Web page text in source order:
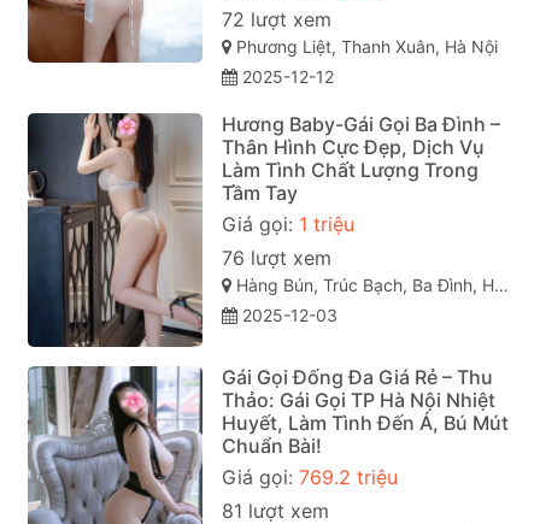
72 lượt xem
Phương Liệt, Thanh Xuân, Hà Nội
2025-12-12
Hương Baby-Gái Gọi Ba Đình –
Thân Hình Cực Đẹp, Dịch Vụ
Làm Tình Chất Lượng Trong
Tầm Tay
Giá gọi: 1 triệu
76 lượt xem
Hàng Bún, Trúc Bạch, Ba Đình, Hà Nội
2025-12-03
Gái Gọi Đống Đa Giá Rẻ – Thu
Thảo: Gái Gọi TP Hà Nội Nhiệt
Huyết, Làm Tình Đến Á, Bú Mút
Chuẩn Bài!
Giá gọi: 769.2 triệu
81 lượt xem